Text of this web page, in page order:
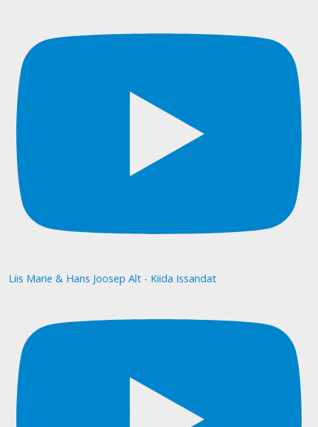
Liis Marie & Hans Joosep Alt - Kiida Issandat